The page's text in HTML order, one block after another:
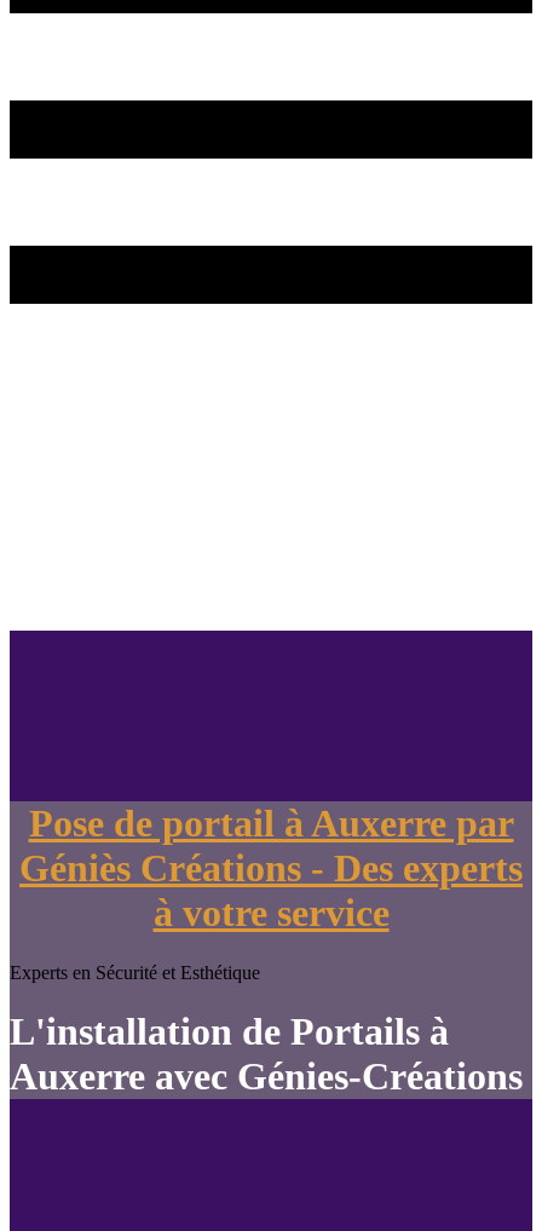
Pose de portail à Auxerre par
Géniès Créations - Des experts
à votre service
Experts en Sécurité et Esthétique
L'installation de Portails à
Auxerre avec Génies-Créations